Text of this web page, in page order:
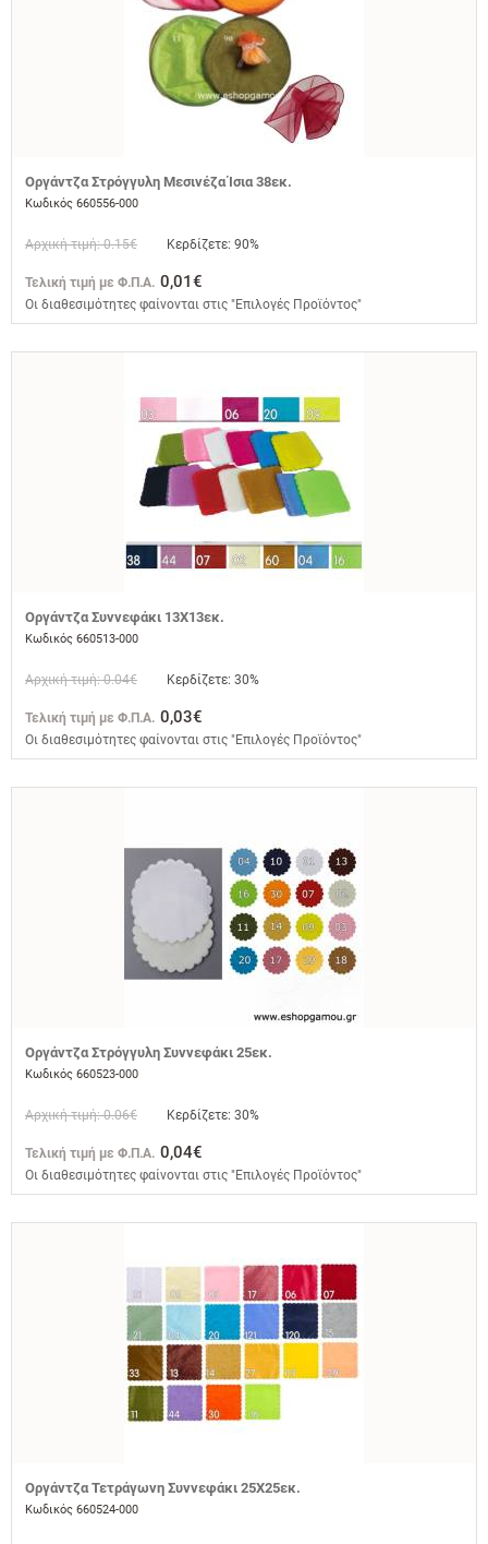
Οργάντζα Στρόγγυλη Μεσινέζα Ίσια 38εκ.
Κωδικός 660556-000
Αρχική τιμή: 0.15€ Κερδίζετε: 90%
Τελική τιμή με Φ.Π.Α. 0,01€
Οι διαθεσιμότητες φαίνονται στις "Επιλογές Προϊόντος"
Οργάντζα Συννεφάκι 13Χ13εκ.
Κωδικός 660513-000
Αρχική τιμή: 0.04€ Κερδίζετε: 30%
Τελική τιμή με Φ.Π.Α. 0,03€
Οι διαθεσιμότητες φαίνονται στις "Επιλογές Προϊόντος"
Οργάντζα Στρόγγυλη Συννεφάκι 25εκ.
Κωδικός 660523-000
Αρχική τιμή: 0.06€ Κερδίζετε: 30%
Τελική τιμή με Φ.Π.Α. 0,04€
Οι διαθεσιμότητες φαίνονται στις "Επιλογές Προϊόντος"
Οργάντζα Τετράγωνη Συννεφάκι 25Χ25εκ.
Κωδικός 660524-000